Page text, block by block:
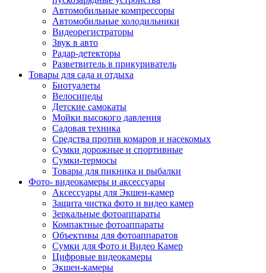
Автомобильные компрессоры
Автомобильные холодильники
Видеорегистраторы
Звук в авто
Радар-детекторы
Разветвитель в прикуриватель
Товары для сада и отдыха
Биотуалеты
Велосипеды
Детские самокаты
Мойки высокого давления
Садовая техника
Средства против комаров и насекомых
Сумки дорожные и спортивные
Сумки-термосы
Товары для пикника и рыбалки
Фото- видеокамеры и аксессуары
Аксессуары для Экшен-камер
Защита чистка фото и видео камер
Зеркальные фотоаппараты
Компактные фотоаппараты
Объективы для фотоаппаратов
Сумки для Фото и Видео Камер
Цифровые видеокамеры
Экшен-камеры